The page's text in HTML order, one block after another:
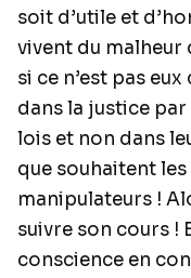
soit d’utile et
vivent du
si ce n’est pas
dans la justice
lois et non dans
que souhaitent
manipulateurs !
suivre son cours !
conscience en